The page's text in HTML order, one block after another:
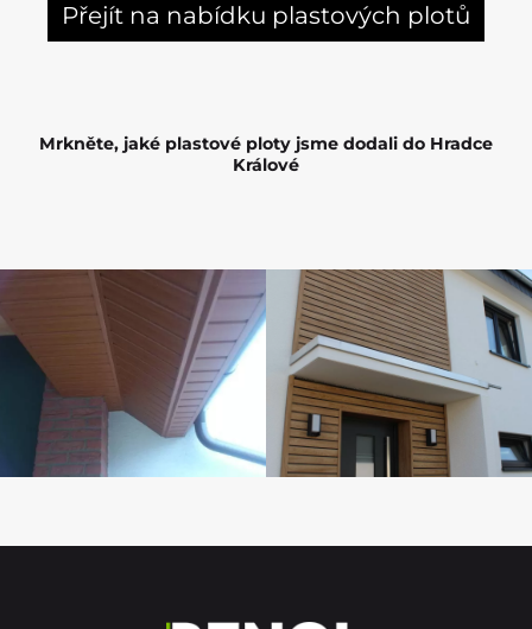
Přejít na nabídku plastových plotů
Mrkněte, jaké plastové ploty jsme dodali do Hradce
Králové